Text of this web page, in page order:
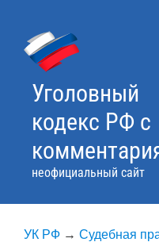
content
Уголовный
кодекс РФ с
неофициальный сайт
УК РФ→ Судебная